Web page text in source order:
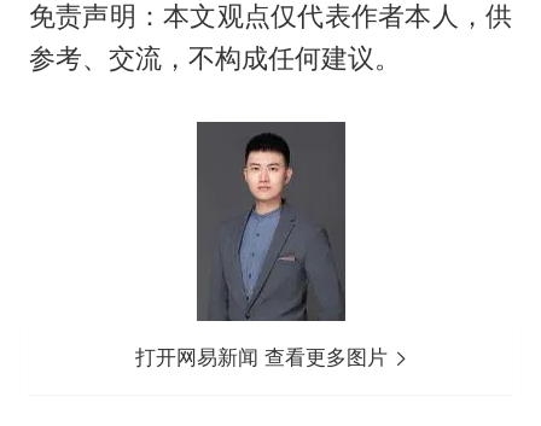
免责声明：本文观点仅代表作者本人，供
参考、交流，不构成任何建议。
打开网易新闻 查看更多图片